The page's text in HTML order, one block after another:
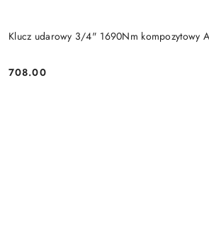
Klucz udarowy 3/4" 1690Nm kompozytowy
Cena:
708.00